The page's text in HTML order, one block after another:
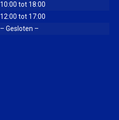
10:00 tot 18:00
12:00 tot 17:00
– Gesloten –